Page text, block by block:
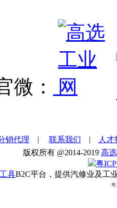
微：
销代理 | 联系我们 |
人才
版权所有 @2014-2019 高
粤
具B2C平台，提供汽修业及工